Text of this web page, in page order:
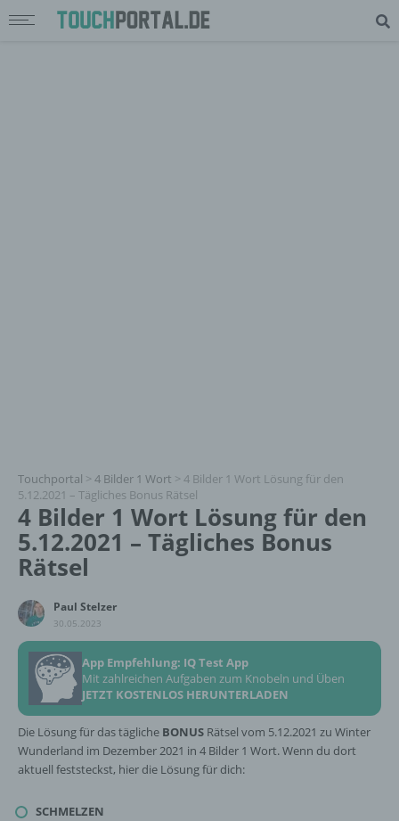
Touchportal > 4 Bilder 1 Wort > 4 Bilder 1 Wort Lösung für den
5.12.2021 – Tägliches Bonus Rätsel
4 Bilder 1 Wort Lösung für den
5.12.2021 – Tägliches Bonus
Rätsel
Paul Stelzer
30.05.2023
App Empfehlung: IQ Test App
Mit zahlreichen Aufgaben zum Knobeln und Üben
JETZT KOSTENLOS HERUNTERLADEN
Die Lösung für das tägliche BONUS Rätsel vom 5.12.2021 zu Winter
Wunderland im Dezember 2021 in 4 Bilder 1 Wort. Wenn du dort
aktuell feststeckst, hier die Lösung für dich:
SCHMELZEN